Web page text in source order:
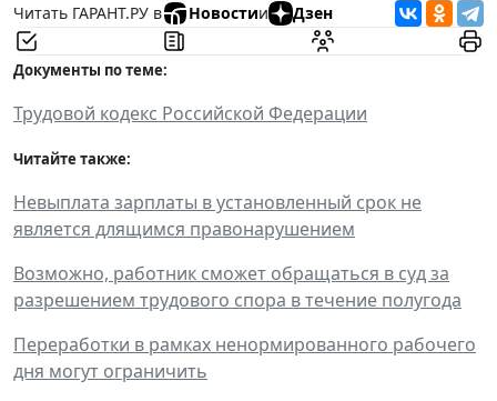
Читать ГАРАНТ.РУ в
Новостии Дзен
Документы по теме:
Трудовой кодекс Российской Федерации
Читайте также:
Невыплата зарплаты в установленный срок не
является длящимся правонарушением
Возможно, работник cможет обращаться в суд за
разрешением трудового спора в течение полугода
Переработки в рамках ненормированного рабочего
дня могут ограничить